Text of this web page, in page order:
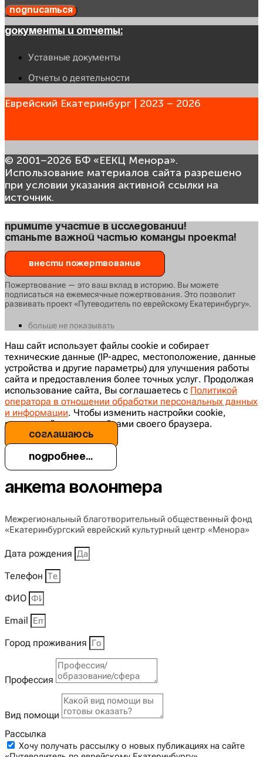
Подписаться
Документы и отчеты:
Уставные документы
Отчеты о деятельности
Еврейский Екатеринбург | 2023 – 2026
© 2001–2026 БФ «ЕЕКЦ Менора».
Использование материалов сайта разрешено
при условии указания активной ссылки на
источник.
Примите участие в исследовании!
Станьте важной частью команды проекта!
Внести пожертвование
Пожертвование — это ваш вклад в историю. Вы можете
подписаться на ежемесячные пожертвования. Это позволит
развивать проект «Путеводитель по еврейскому Екатеринбургу».
больше не показывать
Наш сайт использует файлы cookie и собирает
технические данные (IP-адрес, местоположение, данные
устройства и другие параметры) для улучшения работы
сайта и предоставления более точных услуг. Продолжая
использование сайта, Вы соглашаетесь с Политикой
оператора в отношении обработки персональных данных
и информации. Чтобы изменить настройки cookie,
воспользуйтесь настройками своего браузера.
соглашаюсь
Подробнее...
Анкета волонтера
Межрегиональный благотворительный общественный фонд
«Екатеринбургский еврейский культурный центр «Менора»
Дата рождения
Телефон
ФИО
Email
Город проживания
Профессия
Вид помощи
Рассылка
Хочу получать рассылку о новых публикациях на сайте